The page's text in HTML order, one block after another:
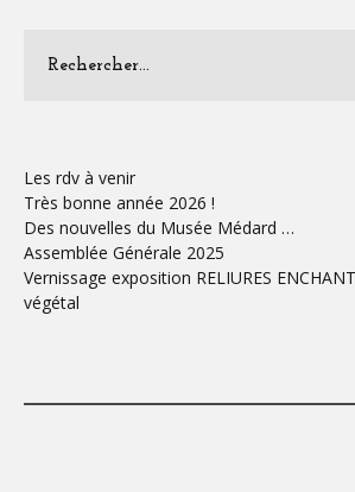
Les rdv à venir
Très bonne année 2026 !
Des nouvelles du Musée Médard …
Assemblée Générale 2025
Vernissage exposition RELIURES
végétal